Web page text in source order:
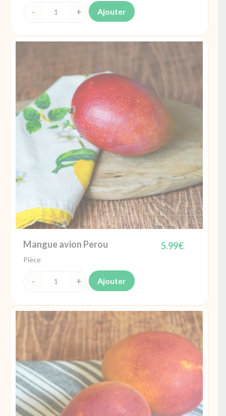
quantité
Nouvelle-
Zélande
Ajouter
Mangue avion Perou 5.99€
Pièce
quantité
Mangue
avion
Ajouter